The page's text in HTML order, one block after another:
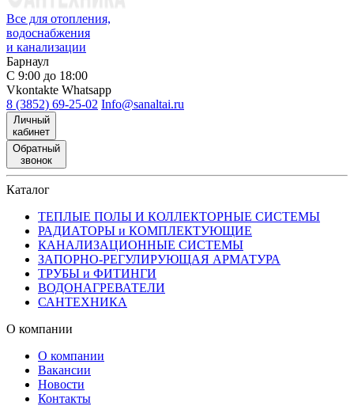
Все для отопления,
водоснабжения
и канализации
Барнаул
С 9:00 до 18:00
Vkontakte Whatsapp
8 (3852) 69-25-02 Info@sanaltai.ru
Личный
кабинет
Обратный
звонок
Каталог
ТЕПЛЫЕ ПОЛЫ И КОЛЛЕКТОРНЫЕ СИСТЕМЫ
РАДИАТОРЫ и КОМПЛЕКТУЮЩИЕ
КАНАЛИЗАЦИОННЫЕ СИСТЕМЫ
ЗАПОРНО-РЕГУЛИРУЮЩАЯ АРМАТУРА
ТРУБЫ и ФИТИНГИ
ВОДОНАГРЕВАТЕЛИ
САНТЕХНИКА
О компании
О компании
Вакансии
Новости
Контакты